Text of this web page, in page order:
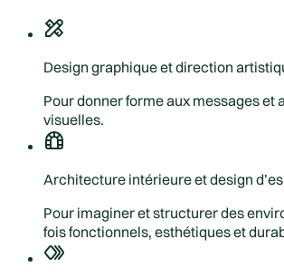
Design graphique et direction
Pour donner forme aux messages et
visuelles.
Architecture intérieure et design
Pour imaginer et structurer des
fois fonctionnels, esthétiques et